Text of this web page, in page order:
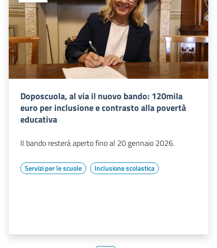
Doposcuola, al via il nuovo bando: 120mila
euro per inclusione e contrasto alla povertà
educativa
Il bando resterà aperto fino al 20 gennaio 2026.
Servizi per le scuole Inclusione scolastica